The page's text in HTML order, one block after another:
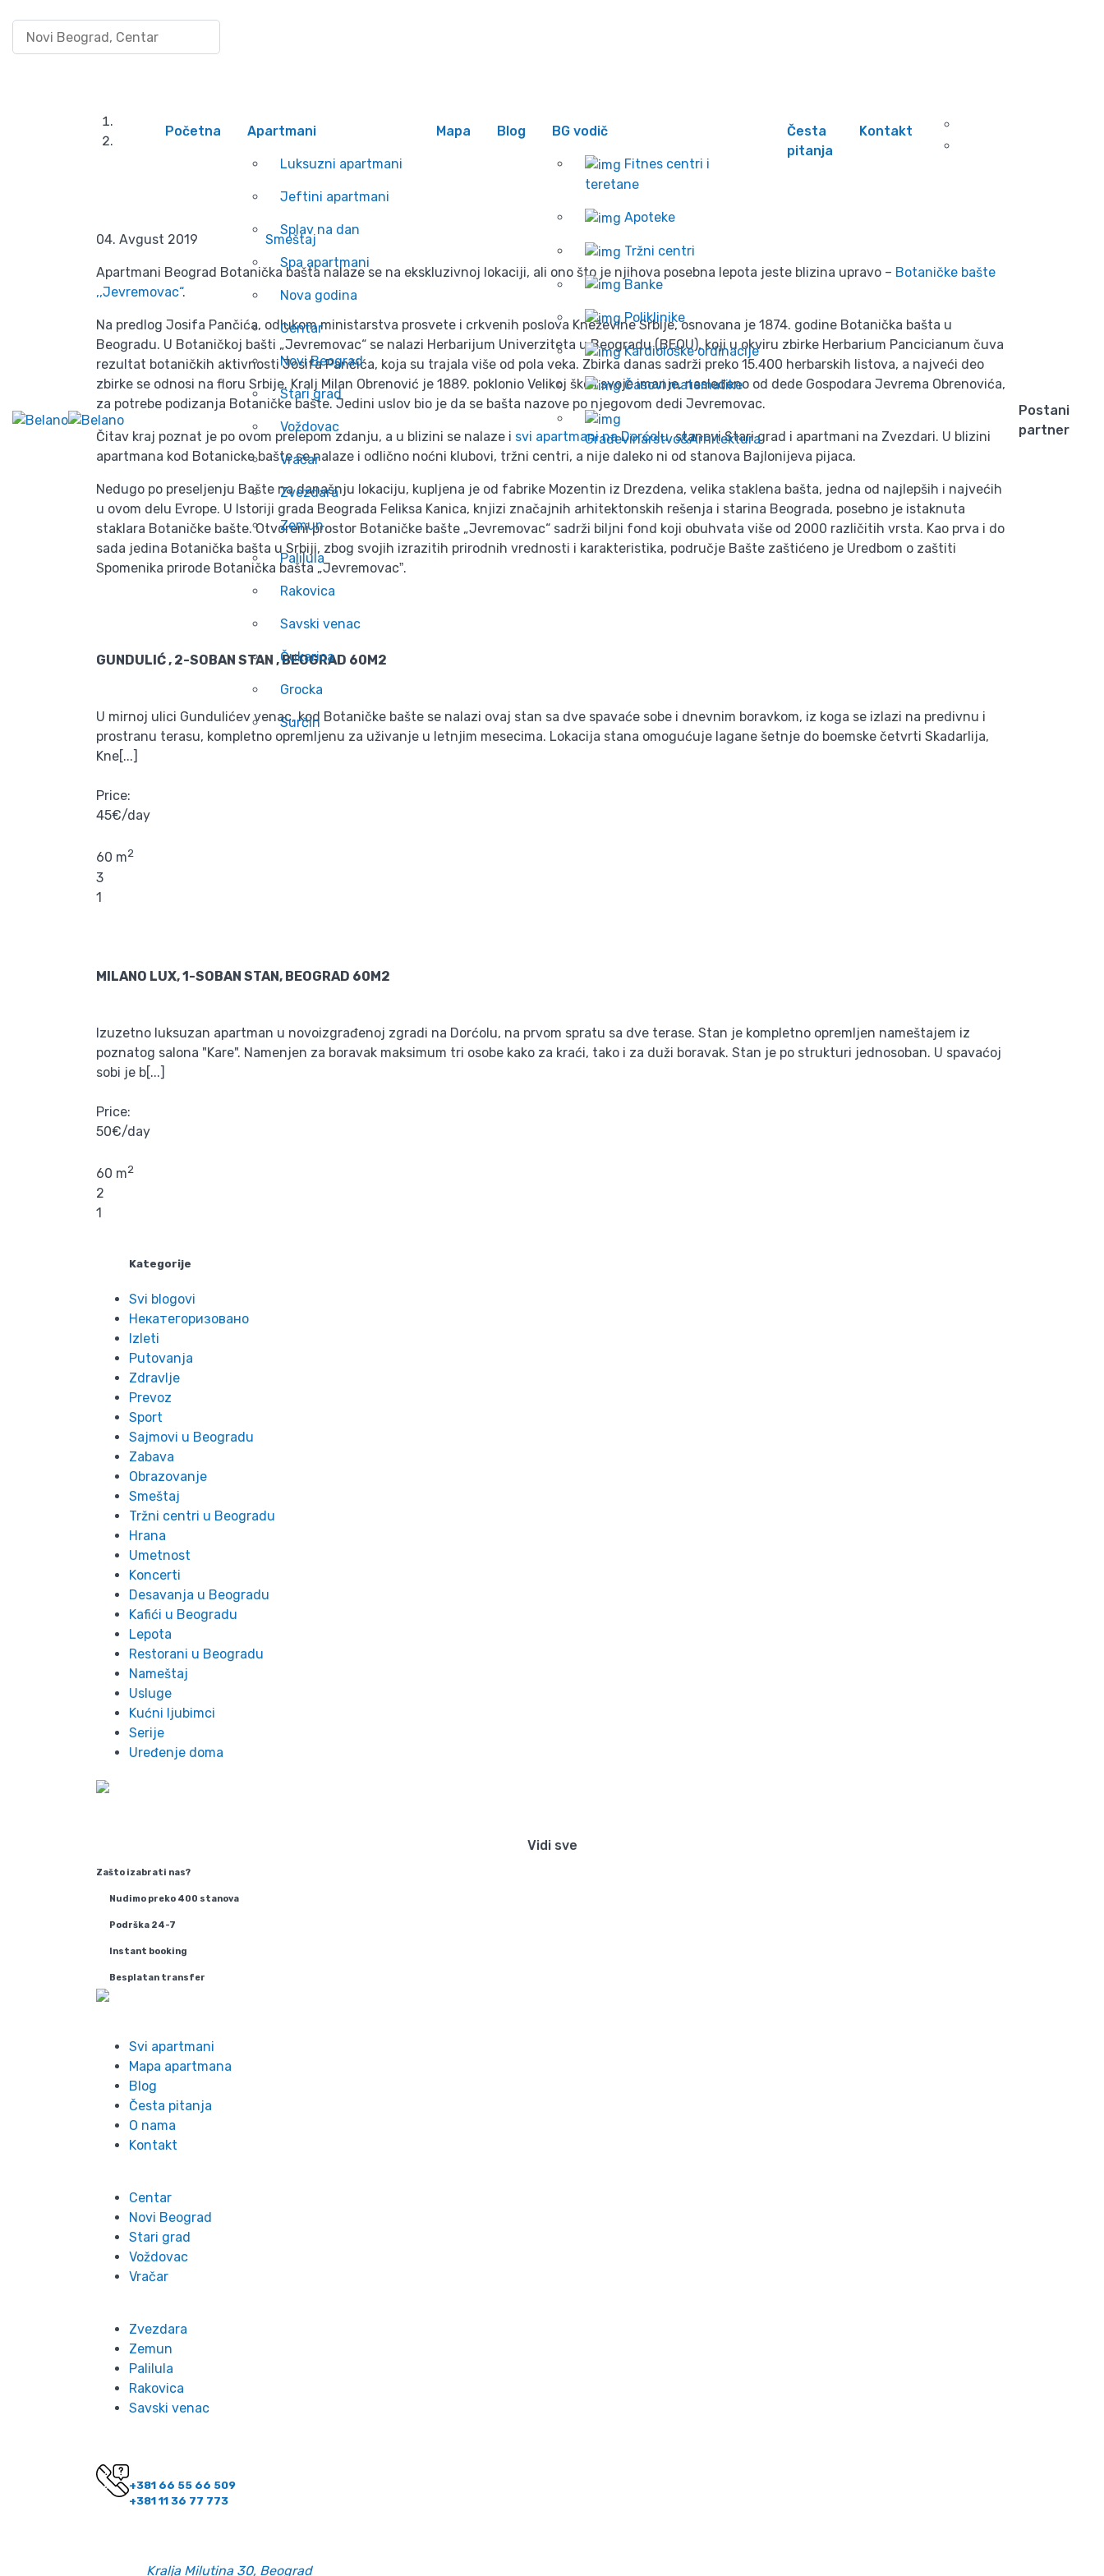
Početna Apartmani
Luksuzni apartmani
Jeftini apartmani
Splav na dan
Spa apartmani
Nova godina
Centar
Novi Beograd
Stari grad
Voždovac
Vračar
Zvezdara
Zemun
Palilula
Rakovica
Savski venac
Čukarica
Grocka
Surčin
Mapa Blog BG vodič
Fitnes centri i
teretane
Apoteke
Tržni centri
Banke
Poliklinike
Kardiološke ordinacije
Časovi matematike
Građevinarstvo&Arhitektura
Česta
pitanja
Kontakt
Postani
partner
Apartmani Beograd Botanička bašta
04. Avgust 2019 Smeštaj
Apartmani Beograd Botanička bašta nalaze se na ekskluzivnoj lokaciji, ali ono što je njihova posebna lepota jeste blizina upravo – Botaničke bašte
,,Jevremovac“.
Na predlog Josifa Pančića, odlukom ministarstva prosvete i crkvenih poslova Kneževine Srbije, osnovana je 1874. godine Botanička bašta u
Beogradu. U Botaničkoj bašti „Jevremovac“ se nalazi Herbarijum Univerziteta u Beogradu (BEOU), koji u okviru zbirke Herbarium Pancicianum čuva
rezultat botaničkih aktivnosti Josifa Pančića, koja su trajala više od pola veka. Zbirka danas sadrži preko 15.400 herbarskih listova, a najveći deo
zbirke se odnosi na floru Srbije. Kralj Milan Obrenović je 1889. poklonio Velikoj školi svoje imanje, nasleđeno od dede Gospodara Jevrema Obrenovića,
za potrebe podizanja Botaničke bašte. Jedini uslov bio je da se bašta nazove po njegovom dedi Jevremovac.
Čitav kraj poznat je po ovom prelepom zdanju, a u blizini se nalaze i svi apartmani na Dorćolu, stanovi Stari grad i apartmani na Zvezdari. U blizini
apartmana kod Botanicke bašte se nalaze i odlično noćni klubovi, tržni centri, a nije daleko ni od stanova Bajlonijeva pijaca.
Nedugo po preseljenju Bašte na današnju lokaciju, kupljena je od fabrike Mozentin iz Drezdena, velika staklena bašta, jedna od najlepših i najvećih
u ovom delu Evrope. U Istoriji grada Beograda Feliksa Kanica, knjizi značajnih arhitektonskih rešenja i starina Beograda, posebno je istaknuta
staklara Botaničke bašte. Otvoreni prostor Botaničke bašte „Jevremovac“ sadrži bilјni fond koji obuhvata više od 2000 različitih vrsta. Kao prva i do
sada jedina Botanička bašta u Srbiji, zbog svojih izrazitih prirodnih vrednosti i karakteristika, područje Bašte zaštićeno je Uredbom o zaštiti
Spomenika prirode Botanička bašta „Jevremovacˮ.
GUNDULIĆ , 2-SOBAN STAN , BEOGRAD 60M2
U mirnoj ulici Gundulićev venac, kod Botaničke bašte se nalazi ovaj stan sa dve spavaće sobe i dnevnim boravkom, iz koga se izlazi na predivnu i
prostranu terasu, kompletno opremljenu za uživanje u letnjim mesecima. Lokacija stana omogućuje lagane šetnje do boemske četvrti Skadarlija,
Kne[...]
Price:
45€/day
60 m2
3
1
MILANO LUX, 1-SOBAN STAN, BEOGRAD 60M2
Izuzetno luksuzan apartman u novoizgrađenoj zgradi na Dorćolu, na prvom spratu sa dve terase. Stan je kompletno opremljen nameštajem iz
poznatog salona "Kare". Namenjen za boravak maksimum tri osobe kako za kraći, tako i za duži boravak. Stan je po strukturi jednosoban. U spavaćoj
sobi je b[...]
Price:
50€/day
60 m2
2
1
Kategorije
Svi blogovi
Некатегоризовано
Izleti
Putovanja
Zdravlje
Prevoz
Sport
Sajmovi u Beogradu
Zabava
Obrazovanje
Smeštaj
Tržni centri u Beogradu
Hrana
Umetnost
Koncerti
Desavanja u Beogradu
Kafići u Beogradu
Lepota
Restorani u Beogradu
Nameštaj
Usluge
Kućni ljubimci
Serije
Uređenje doma
Vidi sve
Zašto izabrati nas?
Nudimo preko 400 stanova
Podrška 24-7
Instant booking
Besplatan transfer
Svi apartmani
Mapa apartmana
Blog
Česta pitanja
O nama
Kontakt
Centar
Novi Beograd
Stari grad
Voždovac
Vračar
Zvezdara
Zemun
Palilula
Rakovica
Savski venac
+381 66 55 66 509
+381 11 36 77 773
Kralja Milutina 30, Beograd